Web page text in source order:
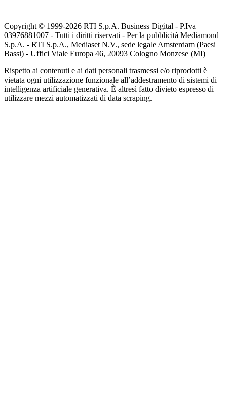
Copyright © 1999-2026 RTI S.p.A. Business Digital - P.Iva
03976881007 - Tutti i diritti riservati - Per la pubblicità Mediamond
S.p.A. - RTI S.p.A., Mediaset N.V., sede legale Amsterdam (Paesi
Bassi) - Uffici Viale Europa 46, 20093 Cologno Monzese (MI)
Rispetto ai contenuti e ai dati personali trasmessi e/o riprodotti è
vietata ogni utilizzazione funzionale all’addestramento di sistemi di
intelligenza artificiale generativa. È altresì fatto divieto espresso di
utilizzare mezzi automatizzati di data scraping.